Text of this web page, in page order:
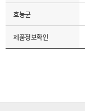
효능군
제품정보확인